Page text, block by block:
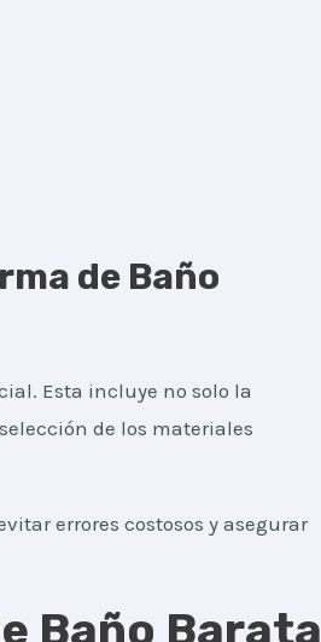
de Baño
Esta incluye no solo la
de los materiales
errores costosos y asegurar
Baño Barata